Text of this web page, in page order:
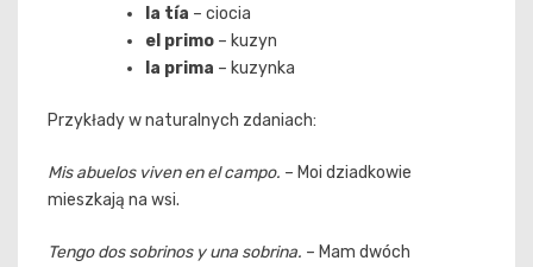
la tía – ciocia
el primo – kuzyn
la prima – kuzynka
Przykłady w naturalnych zdaniach:
Mis abuelos viven en el campo. – Moi dziadkowie
mieszkają na wsi.
Tengo dos sobrinos y una sobrina. – Mam dwóch